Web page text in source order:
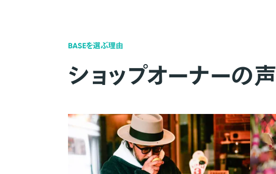
BASEを選ぶ理由
ショップオーナーの声